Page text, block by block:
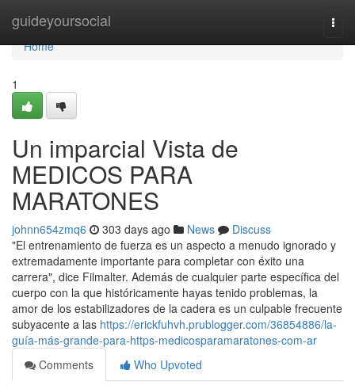
guideyoursocial
Home
Home
1
Un imparcial Vista de
MEDICOS PARA
MARATONES
johnn654zmq6 303 days ago News
Discuss
"El entrenamiento de fuerza es un aspecto a menudo ignorado y
extremadamente importante para completar con éxito una
carrera", dice Filmalter. Además de cualquier parte específica del
cuerpo con la que históricamente hayas tenido problemas, la
amor de los estabilizadores de la cadera es un culpable frecuente
subyacente a las https://erickfuhvh.prublogger.com/36854886/la-
guía-más-grande-para-https-medicosparamaratones-com-ar
Comments
Who Upvoted